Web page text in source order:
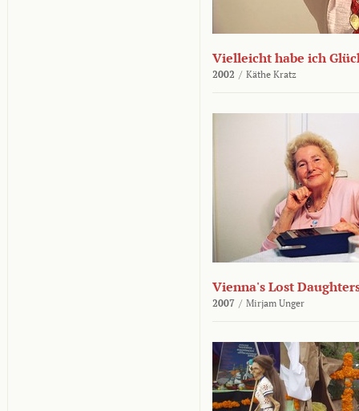
Vielleicht habe ich
2002 / Käthe Kratz
Vienna's Lost
2007 / Mirjam Unger